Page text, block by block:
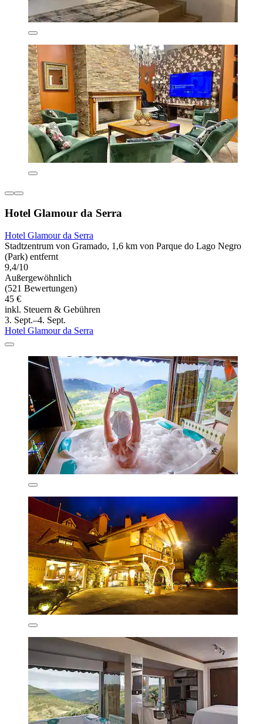
Hotel Glamour da Serra
Hotel Glamour da Serra
Stadtzentrum von Gramado, 1,6 km von Parque do Lago Negro
(Park) entfernt
9,4/10
Außergewöhnlich
(521 Bewertungen)
45 €
inkl. Steuern & Gebühren
3. Sept.–4. Sept.
Hotel Glamour da Serra